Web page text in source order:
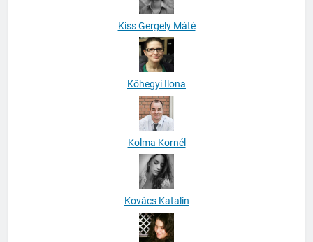
Kiss Gergely Máté
Kőhegyi Ilona
Kolma Kornél
Kovács Katalin